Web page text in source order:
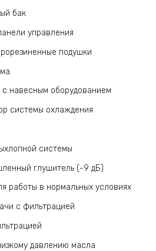
бак
управления
подушки
с навесным оборудованием
системы охлаждения
системы
глушитель (-9 дБ)
работы в нормальных условиях
с фильтрацией
давлению масла